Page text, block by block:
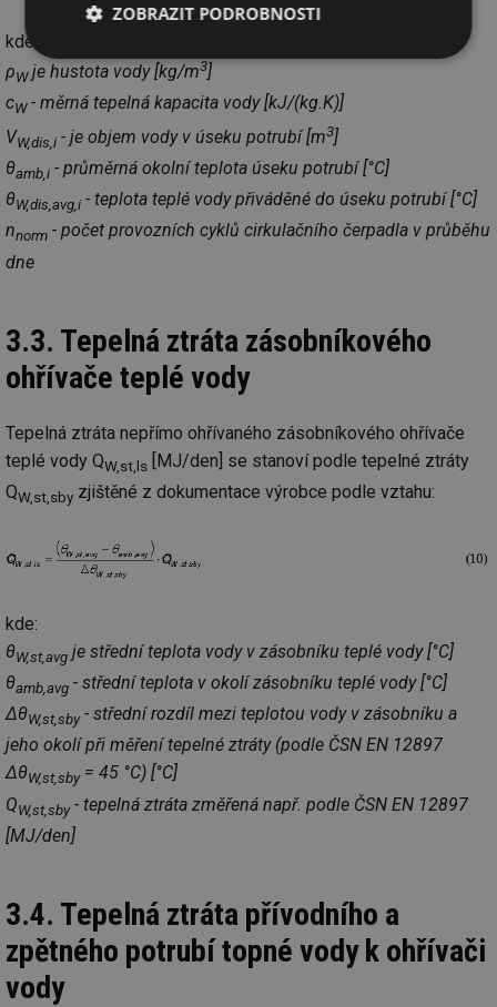
kde:
ρWje hustota vody [kg/m3]
cW- měrná tepelná kapacita vody [kJ/(kg.K)]
VW,dis,i - je objem vody v úseku potrubí [m3]
θamb,i - průměrná okolní teplota úseku potrubí [°C]
θW,dis,avg,i - teplota teplé vody přiváděné do úseku potrubí [°C]
nnorm - počet provozních cyklů cirkulačního čerpadla v průběhu
dne
3.3. Tepelná ztráta zásobníkového
ohřívače teplé vody
Tepelná ztráta nepřímo ohřívaného zásobníkového ohřívače
teplé vody QW,st,ls [MJ/den] se stanoví podle tepelné ztráty
QW,st,sby zjištěné z dokumentace výrobce podle vztahu:
kde:
θW,st,avg je střední teplota vody v zásobníku teplé vody [°C]
θamb,avg - střední teplota v okolí zásobníku teplé vody [°C]
ΔθW,st,sby- střední rozdíl mezi teplotou vody v zásobníku a
jeho okolí při měření tepelné ztráty (podle ČSN EN 12897
ΔθW,st,sby= 45 °C) [°C]
QW,st,sby- tepelná ztráta změřená např. podle ČSN EN 12897
[MJ/den]
3.4. Tepelná ztráta přívodního a
zpětného potrubí topné vody k ohřívači
vody
ZOBRAZIT PODROBNOSTI
Nezbytně
nutné
soubory
Výkonové
Soubory
Funkční soubory
Nezařazené
soubory
Nezbytně nutné soubory
Výkonové soubory
Soubory cílení
Nezbytně nutné soubory cookie umožňují základní
funkce webových stránek, jako je přihlášení
uživatele a správa účtu. Webové stránky nelze bez
Název
g_csrf_token
.forum.tzb-
info.cz
Zavřením
prohlížeče
id
konference.tzb-
info.cz
1 rok
Hotjar Ltd